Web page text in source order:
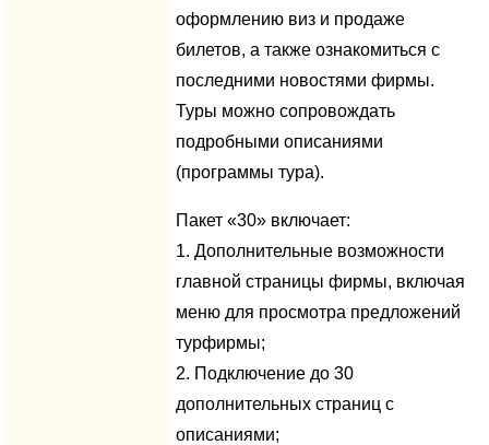
оформлению виз и продаже
билетов, а также ознакомиться с
последними новостями фирмы.
Туры можно сопровождать
подробными описаниями
(программы тура).
Пакет «30» включает:
1. Дополнительные возможности
главной страницы фирмы, включая
меню для просмотра предложений
турфирмы;
2. Подключение до 30
дополнительных страниц с
описаниями;